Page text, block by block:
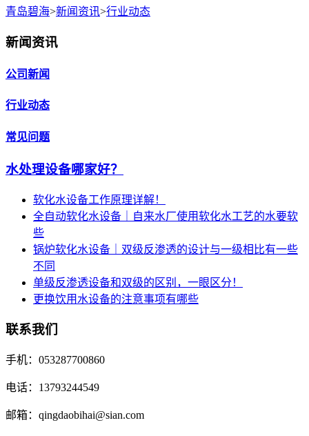
青岛碧海>新闻资讯>行业动态
新闻资讯
公司新闻
行业动态
常见问题
水处理设备哪家好？
软化水设备工作原理详解！
全自动软化水设备｜自来水厂使用软化水工艺的水要软
些
锅炉软化水设备｜双级反渗透的设计与一级相比有一些
不同
单级反渗透设备和双级的区别，一眼区分！
更换饮用水设备的注意事项有哪些
联系我们
手机：053287700860
电话：13793244549
邮箱：qingdaobihai@sian.com